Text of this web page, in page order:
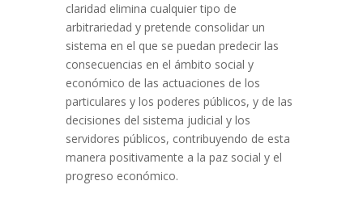
claridad elimina cualquier tipo de
arbitrariedad y pretende consolidar un
sistema en el que se puedan predecir las
consecuencias en el ámbito social y
económico de las actuaciones de los
particulares y los poderes públicos, y de las
decisiones del sistema judicial y los
servidores públicos, contribuyendo de esta
manera positivamente a la paz social y el
progreso económico.